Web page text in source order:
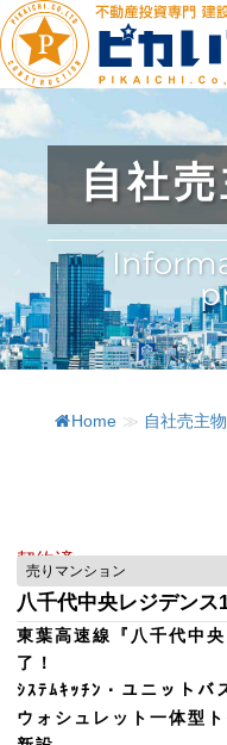
自社
Home ≫ 自社売主
契約済
売りマンション
八千代中央レジデンス
東葉高速線『八千代中
了！
ｼｽﾃﾑｷｯﾁﾝ・ユニットバ
ウォシュレット一体型